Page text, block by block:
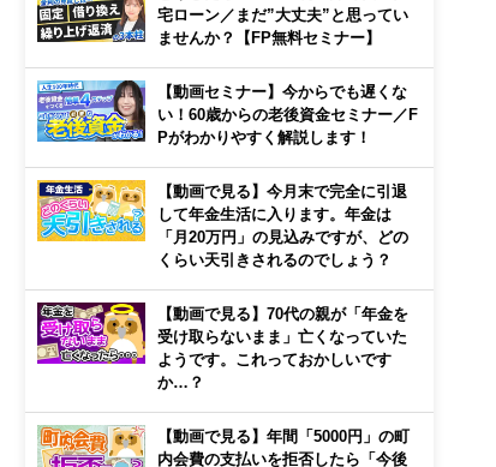
宅ローン／まだ”大丈夫”と思ってい
ませんか？【FP無料セミナー】
【動画セミナー】今からでも遅くな
い！60歳からの老後資金セミナー／F
Pがわかりやすく解説します！
【動画で見る】今月末で完全に引退
して年金生活に入ります。年金は
「月20万円」の見込みですが、どの
くらい天引きされるのでしょう？
【動画で見る】70代の親が「年金を
受け取らないまま」亡くなっていた
ようです。これっておかしいです
か…？
【動画で見る】年間「5000円」の町
内会費の支払いを拒否したら「今後